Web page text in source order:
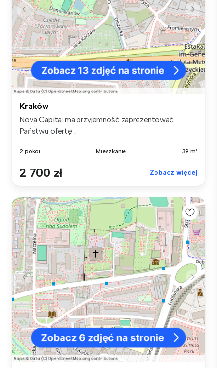
Kraków
Nova Capital ma przyjemność zaprezentować
Państwu ofertę ...
2 pokoi Mieszkanie 39 m²
2 700 zł Zobacz więcej